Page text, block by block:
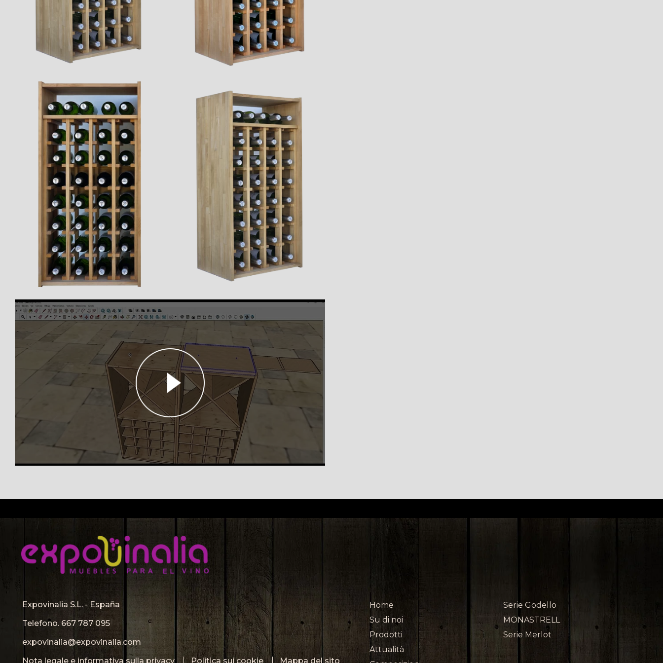
Expovinalia S.L. - España
Telefono. 667 787 095
expovinalia@expovinalia.com
Nota legale e informativa sulla privacy
Politica sui cookie Mappa del sito
Home
Su di noi
Prodotti
Attualità
Serie Godello
MONASTRELL
Serie Merlot